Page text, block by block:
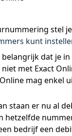
stel
kunt
dat je
met Exact
mag enkel
staan er nu al
hetzelfde
bedrijf een